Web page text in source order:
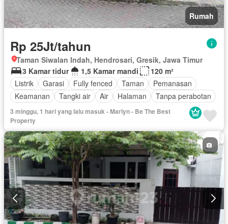
Rumah
Rp 25Jt/tahun
Taman Siwalan Indah, Hendrosari, Gresik, Jawa Timur
3 Kamar tidur
1,5 Kamar mandi
120 m²
Listrik
Garasi Fully fenced Taman
Pemanasan
Keamanan
Tangki air Air Halaman Tanpa perabotan
3 minggu, 1 hari yang lalu masuk - Marlyn - Be The Best
Property